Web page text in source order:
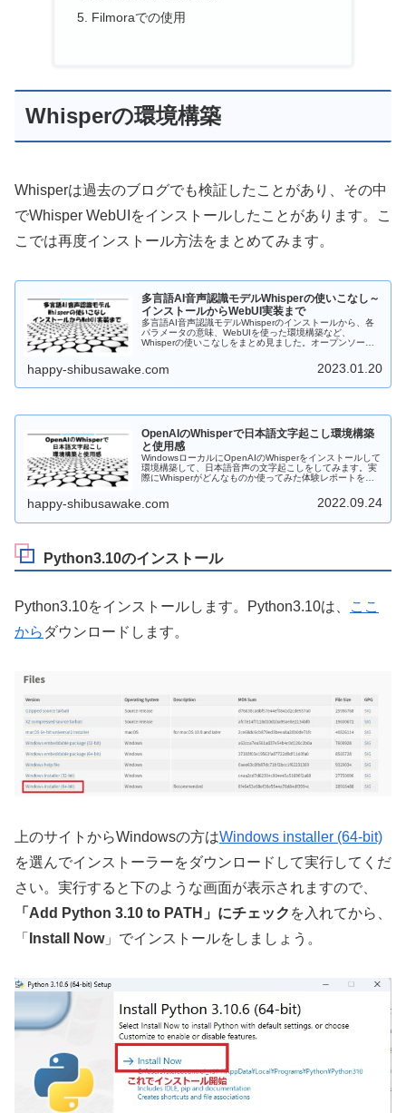
Filmoraでの使用
Whisperの環境構築
Whisperは過去のブログでも検証したことがあり、その中
でWhisper WebUIをインストールしたことがあります。こ
こでは再度インストール方法をまとめてみます。
多言語AI音声認識モデルWhisperの使いこなし～
インストールからWebUI実装まで
多言語AI音声認識モデルWhisperのインストールから、各
パラメータの意味、WebUIを使った環境構築など、
Whisperの使いこなしをまとめ見ました。オープンソース
happy-shibusawake.com 2023.01.20
OpenAIのWhisperで日本語文字起こし環境構築
と使用感
WindowsローカルにOpenAIのWhisperをインストールして
環境構築して、日本語音声の文字起こしをしてみます。実
際にWhisperがどんなものか使ってみた体験レポートをお
happy-shibusawake.com 2022.09.24
Python3.10のインストール
Python3.10をインストールします。Python3.10は、
ここ
から ダウンロードします。
上のサイトからWindowsの方はWindows installer (64-bit)
を選んでインストーラーをダウンロードして実行してくだ
さい。実行すると下のような画面が表示されますので、
「Add Python 3.10 to PATH」にチェック を入れてから、
「
Install Now」でインストールをしましょう。